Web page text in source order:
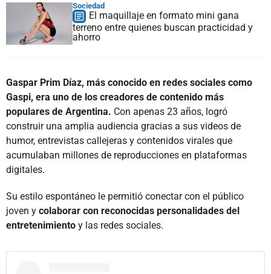
Sociedad
El maquillaje en formato mini gana
terreno entre quienes buscan practicidad y
ahorro
Gaspar Prim Díaz, más conocido en redes sociales como
Gaspi, era uno de los creadores de contenido más
populares de Argentina. Con apenas 23 años, logró
construir una amplia audiencia gracias a sus videos de
humor, entrevistas callejeras y contenidos virales que
acumulaban millones de reproducciones en plataformas
digitales.
Su estilo espontáneo le permitió conectar con el público
joven y colaborar con reconocidas personalidades del
entretenimiento y las redes sociales.